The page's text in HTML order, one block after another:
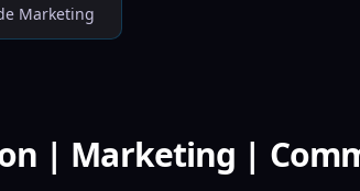
Marketing
| Marketing |